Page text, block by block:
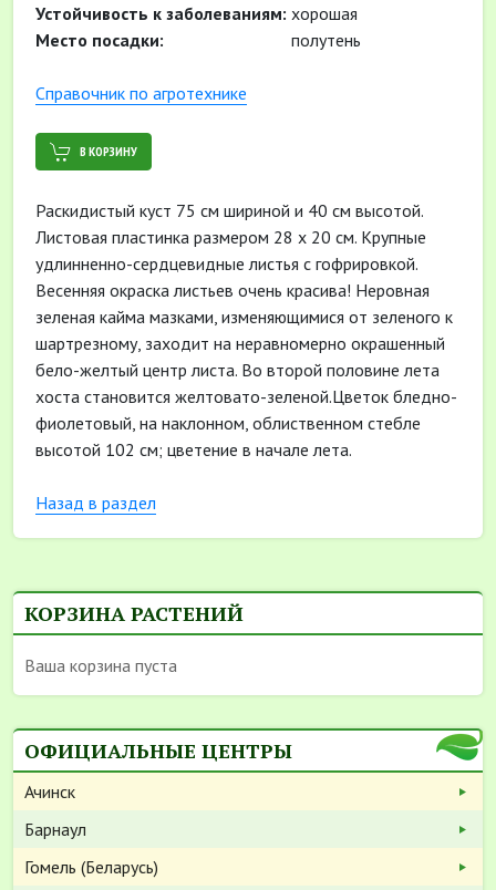
Устойчивость к заболеваниям: хорошая
Место посадки:
полутень
Cправочник по агротехнике
В КОРЗИНУ
Раскидистый куст 75 см шириной и 40 см высотой.
Листовая пластинка размером 28 x 20 см. Крупные
удлинненно-сердцевидные листья с гофрировкой.
Весенняя окраска листьев очень красива! Неровная
зеленая кайма мазками, изменяющимися от зеленого к
шартрезному, заходит на неравномерно окрашенный
бело-желтый центр листа. Во второй половине лета
хоста становится желтовато-зеленой.Цветок бледно-
фиолетовый, на наклонном, облиственном стебле
высотой 102 см; цветение в начале лета.
Назад в раздел
КОРЗИНА РАСТЕНИЙ
Ваша корзина пуста
ОФИЦИАЛЬНЫЕ ЦЕНТРЫ
Ачинск
Барнаул
Гомель (Беларусь)